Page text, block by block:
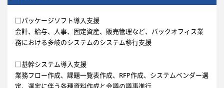
□パッケージソフト導入支援
会計、給与、人事、固定資産、販売管理など、バックオフィス業
務における多岐のシステムのシステム移行支援
□基幹システム導入支援
業務フロー作成、課題一覧表作成、RFP作成、システムベンダー選
定、選定に伴う各種資料作成と会議の議事進行